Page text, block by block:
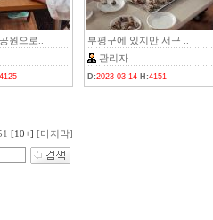
원으로..
4125
부평구에 있지만 서구 ..
관리자
D:2023-03-14 H:4151
[10+] [마지막]